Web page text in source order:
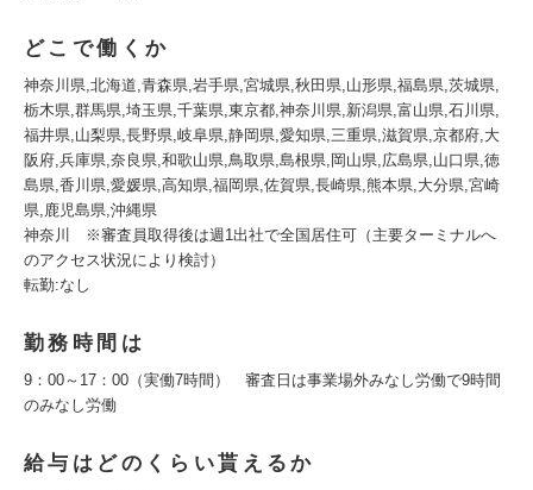
どこで働くか
神奈川県,北海道,青森県,岩手県,宮城県,秋田県,山形県,福島県,茨城県,
栃木県,群馬県,埼玉県,千葉県,東京都,神奈川県,新潟県,富山県,石川県,
福井県,山梨県,長野県,岐阜県,静岡県,愛知県,三重県,滋賀県,京都府,大
阪府,兵庫県,奈良県,和歌山県,鳥取県,島根県,岡山県,広島県,山口県,徳
島県,香川県,愛媛県,高知県,福岡県,佐賀県,長崎県,熊本県,大分県,宮崎
県,鹿児島県,沖縄県
神奈川 ※審査員取得後は週1出社で全国居住可（主要ターミナルへ
のアクセス状況により検討）
転勤:なし
勤務時間は
9：00～17：00（実働7時間） 審査日は事業場外みなし労働で9時間
のみなし労働
給与はどのくらい貰えるか